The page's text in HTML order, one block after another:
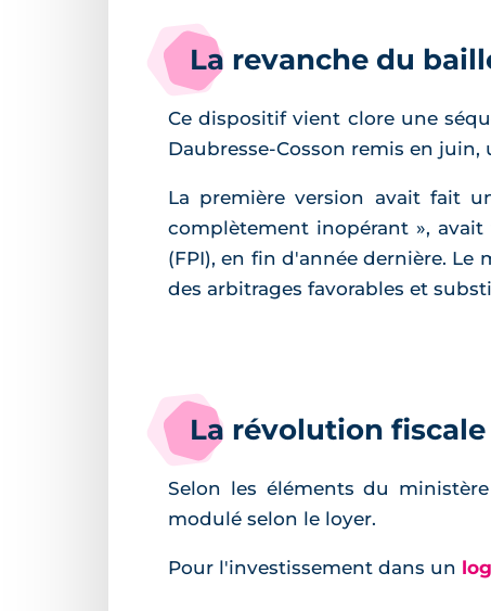
La revanche du
Ce dispositif vient clore une
Daubresse-Cosson remis en
La première version avait fait
complètement inopérant »,
(FPI), en fin d'année dernière.
des arbitrages favorables et
La révolution
Selon les éléments du
modulé selon le loyer.
Pour l'investissement dans un